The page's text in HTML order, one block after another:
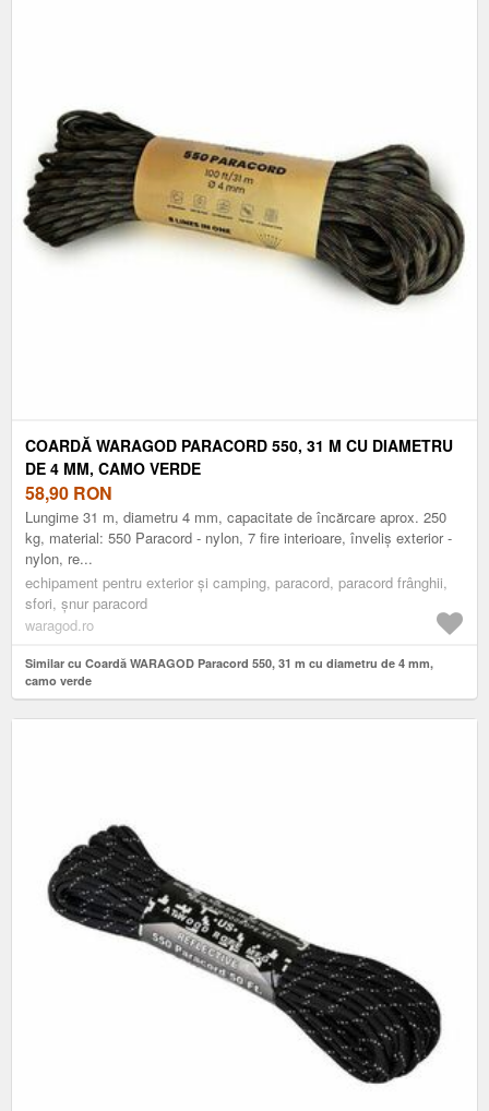
COARDĂ WARAGOD PARACORD 550, 31 M CU DIAMETRU
DE 4 MM, CAMO VERDE
58,90 RON
Lungime 31 m, diametru 4 mm, capacitate de încărcare aprox. 250
kg, material: 550 Paracord - nylon, 7 fire interioare, înveliș exterior -
nylon, re...
echipament pentru exterior și camping, paracord, paracord frânghii,
sfori, șnur paracord
waragod.ro
Similar cu Coardă WARAGOD Paracord 550, 31 m cu diametru de 4 mm,
camo verde